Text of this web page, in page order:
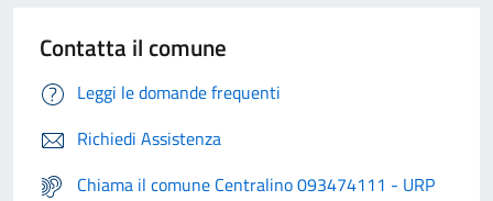
Contatta il comune
Leggi le domande frequenti
Richiedi Assistenza
Chiama il comune Centralino 093474111 - URP